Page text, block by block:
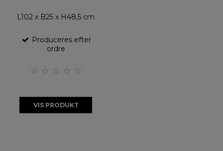
L102 x B25 x H48,5 cm
Produceres efter
ordre
VIS PRODUKT